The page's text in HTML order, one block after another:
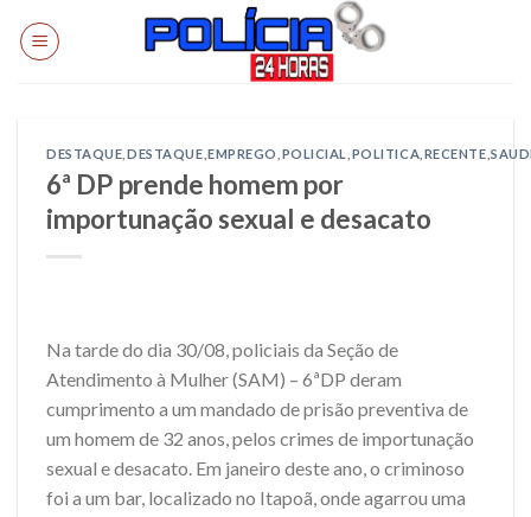
DESTAQUE ,DESTAQUE ,EMPREGO POLICIAL POLITICA RECENTE ,
6ª DP prende homem por
importunação sexual e desacato
Na tarde do dia 30/08, policiais da Seção de
Atendimento à Mulher (SAM) – 6ªDP deram
cumprimento a um mandado de prisão preventiva de
um homem de 32 anos, pelos crimes de importunação
sexual e desacato. Em janeiro deste ano, o criminoso
foi a um bar, localizado no Itapoã, onde agarrou uma